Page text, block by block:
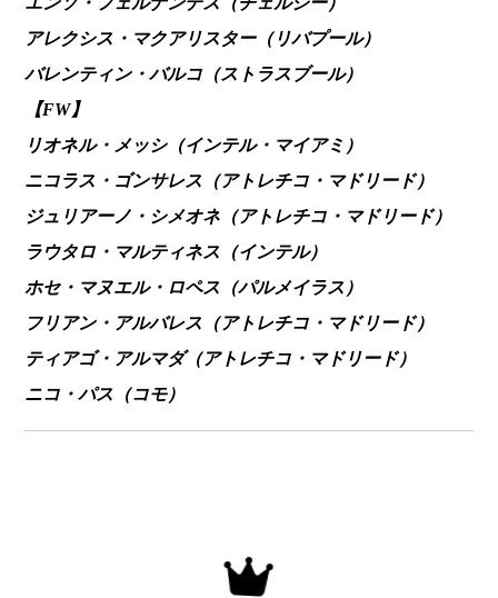
アレクシス・マクアリスター（リバプール）
バレンティン・バルコ（ストラスブール）
【FW】
リオネル・メッシ（インテル・マイアミ）
ニコラス・ゴンサレス（アトレチコ・マドリード）
ジュリアーノ・シメオネ（アトレチコ・マドリード）
ラウタロ・マルティネス（インテル）
ホセ・マヌエル・ロペス（パルメイラス）
フリアン・アルバレス（アトレチコ・マドリード）
ティアゴ・アルマダ（アトレチコ・マドリード）
ニコ・パス（コモ）